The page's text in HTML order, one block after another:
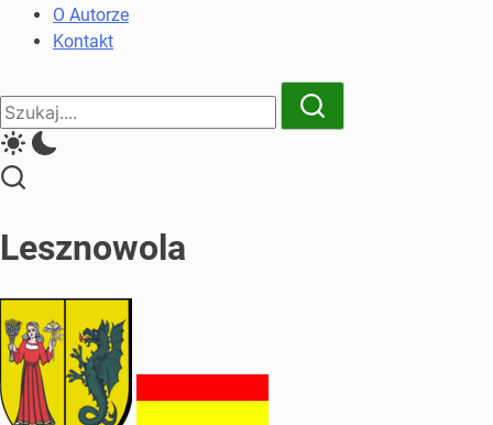
O Autorze
Kontakt
Close
Search
Search
Lesznowola